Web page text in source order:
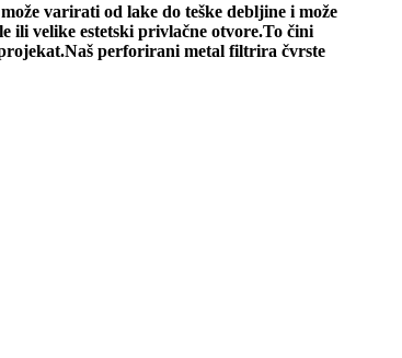
varirati od lake do teške debljine i može
ili velike estetski privlačne otvore.To čini
perforirani metal filtrira čvrste